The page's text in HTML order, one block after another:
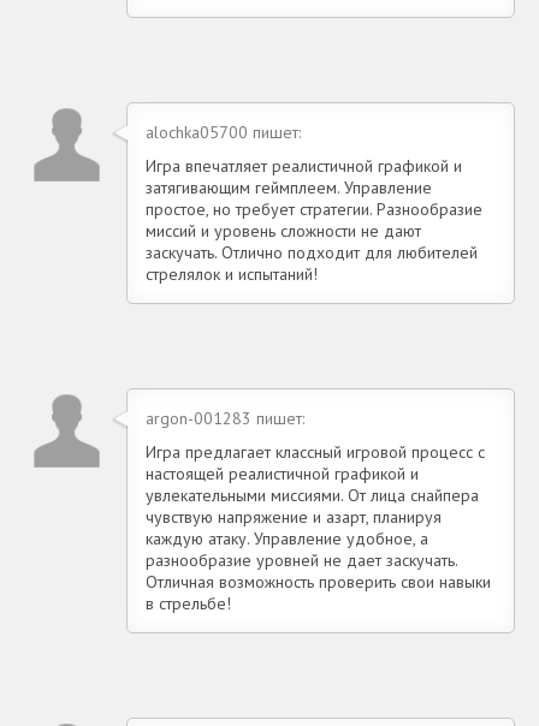
alochka05700 пишет:
Игра впечатляет реалистичной графикой и
затягивающим геймплеем. Управление
простое, но требует стратегии. Разнообразие
миссий и уровень сложности не дают
заскучать. Отлично подходит для любителей
стрелялок и испытаний!
argon-001283 пишет:
Игра предлагает классный игровой процесс с
настоящей реалистичной графикой и
увлекательными миссиями. От лица снайпера
чувствую напряжение и азарт, планируя
каждую атаку. Управление удобное, а
разнообразие уровней не дает заскучать.
Отличная возможность проверить свои навыки
в стрельбе!